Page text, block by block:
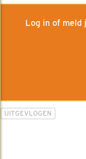
Log in of meld
UITGEVLOGEN